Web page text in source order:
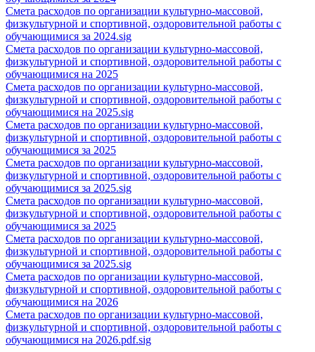
Смета расходов по организации культурно-массовой,
физкультурной и спортивной, оздоровительной работы с
обучающимися за 2024.sig
Смета расходов по организации культурно-массовой,
физкультурной и спортивной, оздоровительной работы с
обучающимися на 2025
Смета расходов по организации культурно-массовой,
физкультурной и спортивной, оздоровительной работы с
обучающимися на 2025.sig
Смета расходов по организации культурно-массовой,
физкультурной и спортивной, оздоровительной работы с
обучающимися за 2025
Смета расходов по организации культурно-массовой,
физкультурной и спортивной, оздоровительной работы с
обучающимися за 2025.sig
Смета расходов по организации культурно-массовой,
физкультурной и спортивной, оздоровительной работы с
обучающимися за 2025
Смета расходов по организации культурно-массовой,
физкультурной и спортивной, оздоровительной работы с
обучающимися за 2025.sig
Смета расходов по организации культурно-массовой,
физкультурной и спортивной, оздоровительной работы с
обучающимися на 2026
Смета расходов по организации культурно-массовой,
физкультурной и спортивной, оздоровительной работы с
обучающимися на 2026.pdf.sig